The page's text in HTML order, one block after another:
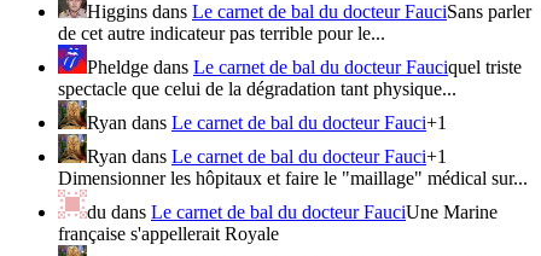
Higgins dans Le carnet de bal du docteur FauciSans parler
de cet autre indicateur pas terrible pour le...
Pheldge dans Le carnet de bal du docteur Fauciquel triste
spectacle que celui de la dégradation tant physique...
Ryan dans Le carnet de bal du docteur Fauci+1
Ryan dans Le carnet de bal du docteur Fauci+1
Dimensionner les hôpitaux et faire le "maillage" médical sur...
du dans Le carnet de bal du docteur FauciUne Marine
française s'appellerait Royale